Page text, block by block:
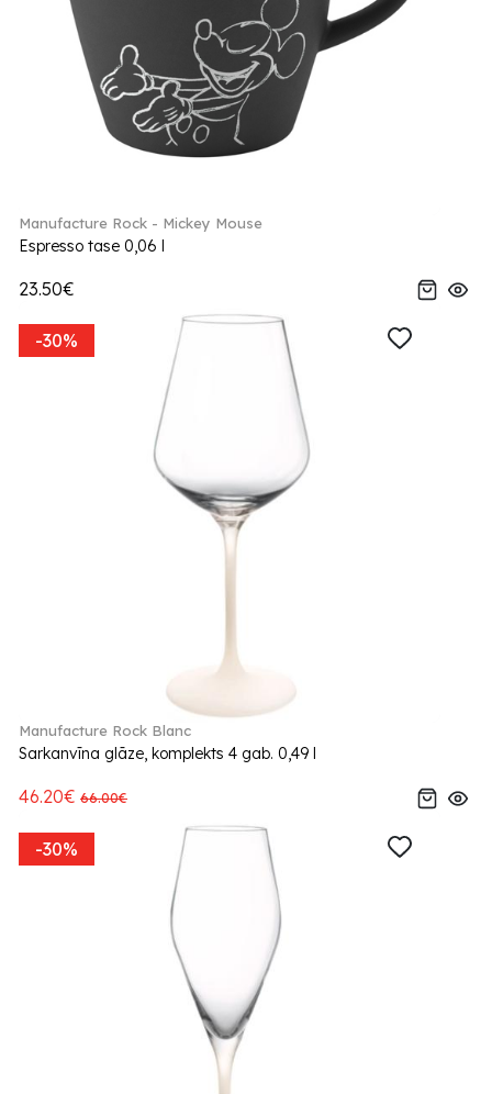
Manufacture Rock - Mickey Mouse
Espresso tase 0,06 l
23.50€
-30%
Manufacture Rock Blanc
Sarkanvīna glāze, komplekts 4 gab. 0,49 l
46.20€ 66.00€
-30%